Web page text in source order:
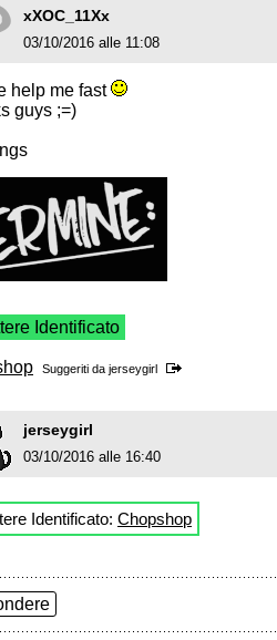
xXOC_11Xx
03/10/2016 alle 11:08
help me fast
guys ;=)
Identificato
Suggeriti da jerseygirl
jerseygirl
03/10/2016 alle 16:40
Identificato: Chopshop